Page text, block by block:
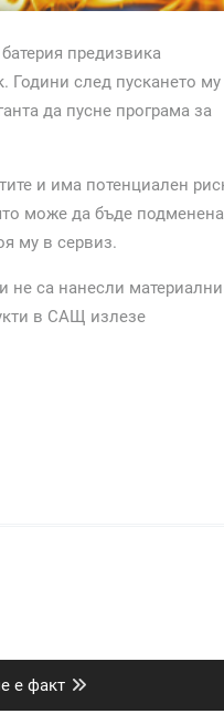
предизвика
Години след пускането му
да пусне програма за
и има потенциален
може да бъде подменена
му в сервиз.
не са нанесли материални
в САЩ излезе
е факт